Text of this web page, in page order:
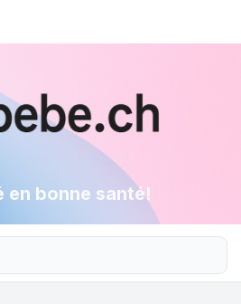
en bonne santé!
avancée